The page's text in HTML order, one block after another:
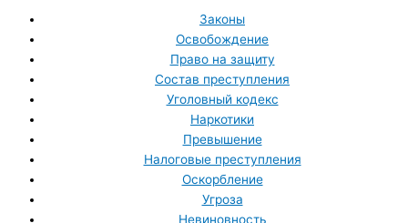
Законы
Освобождение
Право на защиту
Состав преступления
Уголовный кодекс
Наркотики
Превышение
Налоговые преступления
Оскорбление
Угроза
Невиновность